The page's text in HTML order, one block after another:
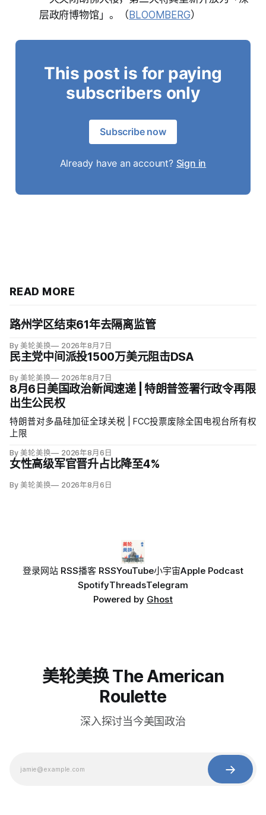
层政府博物馆」。（ BLOOMBERG）
This post is for paying
subscribers only
Subscribe now
Already have an account? Sign in
READ MORE
路州学区结束61年去隔离监管
By 美轮美换 2026年8月7日
民主党中间派投1500万美元阻击DSA
By 美轮美换 2026年8月7日
8月6日美国政治新闻速递 | 特朗普签署行政令再限
出生公民权
特朗普对多晶硅加征全球关税 | FCC投票废除全国电视台所有权
上限
By 美轮美换 2026年8月6日
女性高级军官晋升占比降至4%
By 美轮美换 2026年8月6日
登录网站 RSS播客 RSSYouTube小宇宙Apple Podcast
SpotifyThreadsTelegram
Powered by Ghost
美轮美换 The American
Roulette
深入探讨当今美国政治